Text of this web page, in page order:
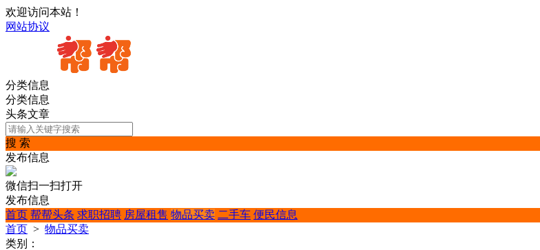
欢迎访问本站！
网站协议
分类信息
分类信息
头条文章
搜 索
发布信息
微信扫一扫打开
发布信息
首页 帮帮头条 求职招聘 房屋租售 物品买卖 二手车 便民信息
首页 > 物品买卖
类别：